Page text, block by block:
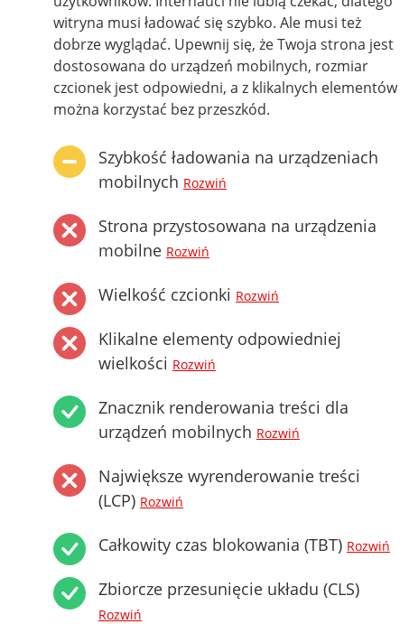
witryna musi ładować się szybko. Ale musi też
dobrze wyglądać. Upewnij się, że Twoja strona jest
dostosowana do urządzeń mobilnych, rozmiar
czcionek jest odpowiedni, a z klikalnych elementów
można korzystać bez przeszkód.
Szybkość ładowania na urządzeniach
mobilnych Rozwiń
Strona przystosowana na urządzenia
mobilne Rozwiń
Wielkość czcionki Rozwiń
Klikalne elementy odpowiedniej
wielkości Rozwiń
Znacznik renderowania treści dla
urządzeń mobilnych Rozwiń
Największe wyrenderowanie treści
(LCP) Rozwiń
Całkowity czas blokowania (TBT) Rozwiń
Zbiorcze przesunięcie układu (CLS)
Rozwiń